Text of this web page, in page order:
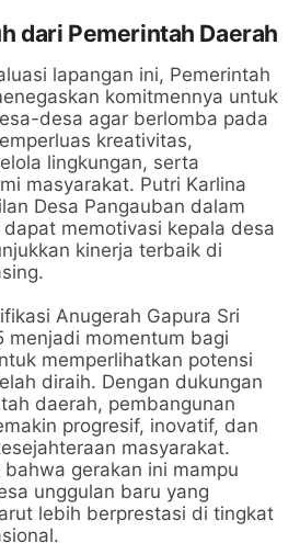
dari Pemerintah Daerah
lapangan ini, Pemerintah
komitmennya untuk
desa agar berlomba pada
kreativitas,
lingkungan, serta
masyarakat. Putri Karlina
Desa Pangauban dalam
memotivasi kepala desa
kinerja terbaik di
Anugerah Gapura Sri
menjadi momentum bagi
memperlihatkan potensi
diraih. Dengan dukungan
daerah, pembangunan
progresif, inovatif, dan
masyarakat.
gerakan ini mampu
unggulan baru yang
lebih berprestasi di tingkat